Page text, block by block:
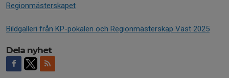
Regionmästerskapet
Bildgalleri från KP-pokalen och Regionmästerskap Väst 2025
Dela nyhet